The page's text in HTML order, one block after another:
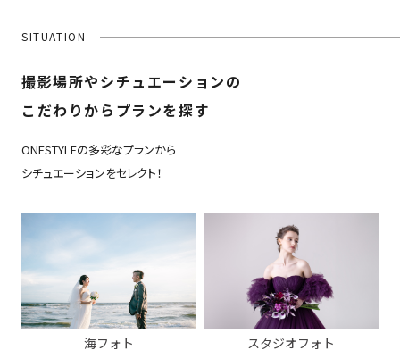
SITUATION
撮影場所やシチュエーションの
こだわりからプランを探す
ONESTYLEの多彩なプランから
シチュエーションをセレクト！
海フォト スタジオフォト